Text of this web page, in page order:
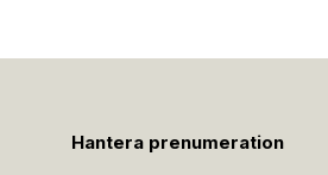
Hantera prenumeration